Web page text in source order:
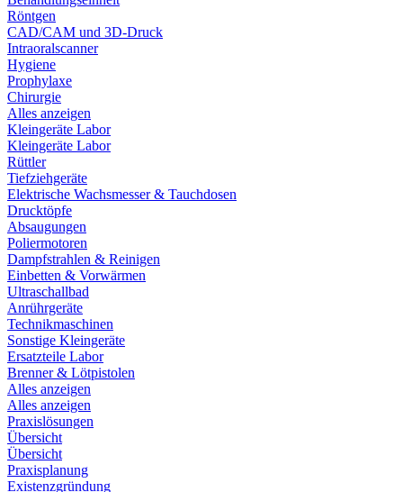
Röntgen
CAD/CAM und 3D-Druck
Intraoralscanner
Hygiene
Prophylaxe
Chirurgie
Alles anzeigen
Kleingeräte Labor
Kleingeräte Labor
Rüttler
Tiefziehgeräte
Elektrische Wachsmesser & Tauchdosen
Drucktöpfe
Absaugungen
Poliermotoren
Dampfstrahlen & Reinigen
Einbetten & Vorwärmen
Ultraschallbad
Anrührgeräte
Technikmaschinen
Sonstige Kleingeräte
Ersatzteile Labor
Brenner & Lötpistolen
Alles anzeigen
Alles anzeigen
Praxislösungen
Übersicht
Übersicht
Praxisplanung
Existenzgründung